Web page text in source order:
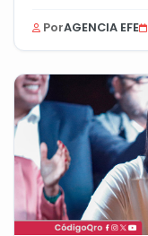
PorAGENCIA EFE